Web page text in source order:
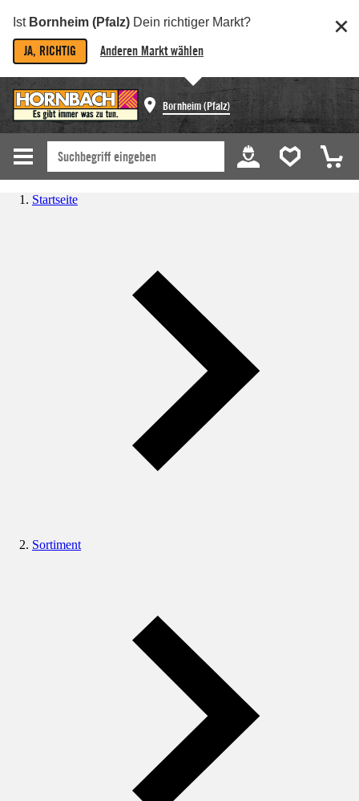
Ist Bornheim (Pfalz) Dein richtiger Markt?
JA, RICHTIG Anderen Markt wählen
Bornheim (Pfalz)
Startseite
Sortiment